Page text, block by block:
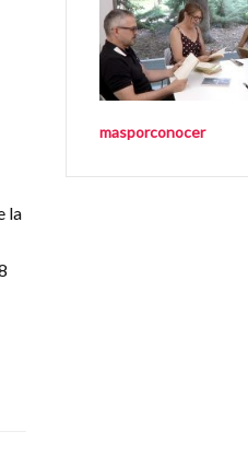
la
masporconocer